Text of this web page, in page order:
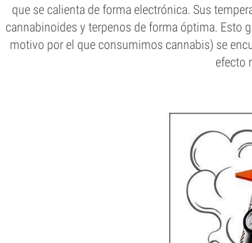
que se calienta de forma electrónica. Sus
cannabinoides y terpenos de forma óptima. Esto
motivo por el que consumimos cannabis) se
efecto